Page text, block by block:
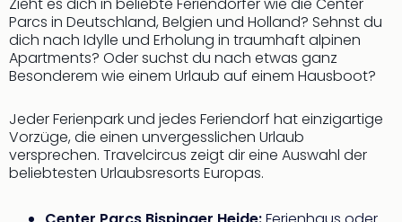
Parcs in Deutschland, Belgien und Holland? Sehnst du
dich nach Idylle und Erholung in traumhaft alpinen
Apartments? Oder suchst du nach etwas ganz
Besonderem wie einem Urlaub auf einem Hausboot?
Jeder Ferienpark und jedes Feriendorf hat einzigartige
Vorzüge, die einen unvergesslichen Urlaub
versprechen. Travelcircus zeigt dir eine Auswahl der
beliebtesten Urlaubsresorts Europas.